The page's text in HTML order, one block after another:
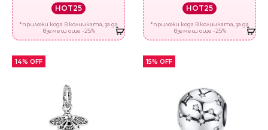
HOT25
*приложи кода в количката, за да
вземеш още -25%
HOT25
*приложи кода в количката, за да
вземеш още -25%
14% OFF 15% OFF